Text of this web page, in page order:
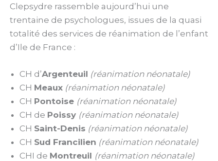
Clepsydre rassemble aujourd’hui une
trentaine de psychologues, issues de la quasi
totalité des services de réanimation de l’enfant
d’Ile de France :
CH d’Argenteuil (réanimation néonatale)
CH Meaux (réanimation néonatale)
CH Pontoise (réanimation néonatale)
CH de Poissy (réanimation néonatale)
CH Saint-Denis (réanimation néonatale)
CH Sud Francilien (réanimation néonatale)
CHI de Montreuil (réanimation néonatale)